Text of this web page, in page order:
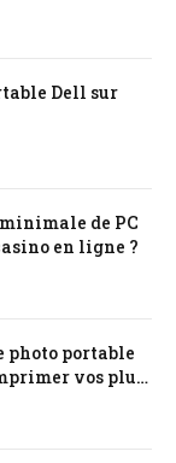
Dell sur
de PC
en ligne ?
photo portable
vos plus